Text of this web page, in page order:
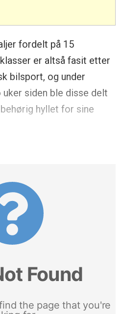
fordelt på 15
er altså fasit etter
bilsport, og under
siden ble disse delt
hyllet for sine